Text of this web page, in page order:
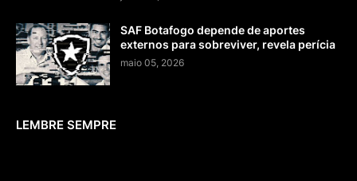
SAF Botafogo depende de aportes
externos para sobreviver, revela perícia
maio 05, 2026
LEMBRE SEMPRE